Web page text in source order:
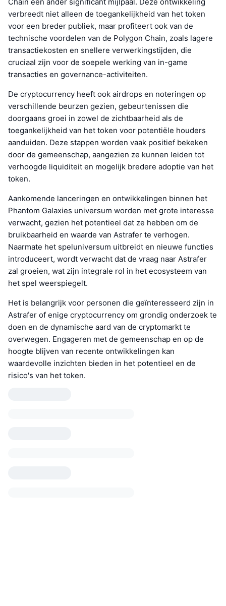
verbreedt niet alleen de toegankelijkheid van het token
voor een breder publiek, maar profiteert ook van de
technische voordelen van de Polygon Chain, zoals lagere
transactiekosten en snellere verwerkingstijden, die
cruciaal zijn voor de soepele werking van in-game
transacties en governance-activiteiten.
De cryptocurrency heeft ook airdrops en noteringen op
verschillende beurzen gezien, gebeurtenissen die
doorgaans groei in zowel de zichtbaarheid als de
toegankelijkheid van het token voor potentiële houders
aanduiden. Deze stappen worden vaak positief bekeken
door de gemeenschap, aangezien ze kunnen leiden tot
verhoogde liquiditeit en mogelijk bredere adoptie van het
token.
Aankomende lanceringen en ontwikkelingen binnen het
Phantom Galaxies universum worden met grote interesse
verwacht, gezien het potentieel dat ze hebben om de
bruikbaarheid en waarde van Astrafer te verhogen.
Naarmate het speluniversum uitbreidt en nieuwe functies
introduceert, wordt verwacht dat de vraag naar Astrafer
zal groeien, wat zijn integrale rol in het ecosysteem van
het spel weerspiegelt.
Het is belangrijk voor personen die geïnteresseerd zijn in
Astrafer of enige cryptocurrency om grondig onderzoek te
doen en de dynamische aard van de cryptomarkt te
overwegen. Engageren met de gemeenschap en op de
hoogte blijven van recente ontwikkelingen kan
waardevolle inzichten bieden in het potentieel en de
risico's van het token.